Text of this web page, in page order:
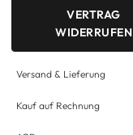
VERTRAG
WIDERRUFEN
Versand & Lieferung
Kauf auf Rechnung